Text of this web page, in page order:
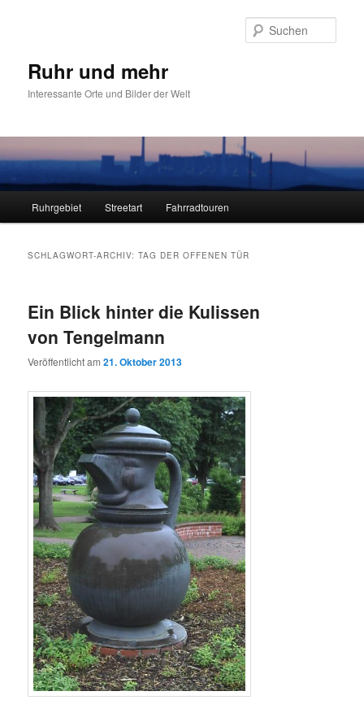
Ruhr und mehr
Interessante Orte und Bilder der Welt
Ruhrgebiet Streetart Fahrradtouren
SCHLAGWORT-ARCHIV:TAG DER OFFENEN TÜR
Ein Blick hinter die Kulissen
von Tengelmann
Veröffentlicht am21. Oktober 2013